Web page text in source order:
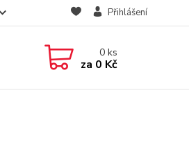
Přihlášení
0ks
za 0 Kč